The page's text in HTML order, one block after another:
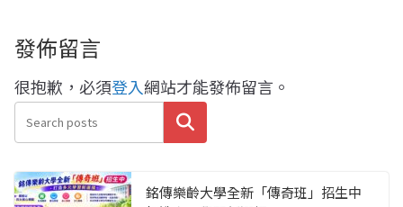
發佈留言
很抱歉，必須登入網站才能發佈留言。
搜尋
銘傳樂齡大學全新「傳奇班」招生中